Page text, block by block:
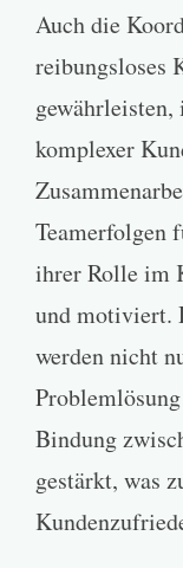
Auch die
reibungsloses
gewährleisten,
komplexer
Teamerfolgen
ihrer Rolle im
und motiviert.
werden nicht
Bindung
gestärkt, was